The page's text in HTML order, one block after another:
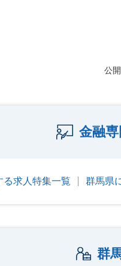
公
金融
る求人特集一覧 群馬県
群